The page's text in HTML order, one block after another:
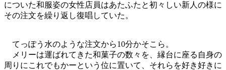
についた和服姿の女性店員はあたふたと初々しい新人の様に
その注文を繰り返し復唱していた。
てっぽう水のような注文から10分かそこら。
メリーは運ばれてきた和菓子の数々を、縁台に座る自身の
周りにこれでもかーという位に置いて、それらを好き好きに